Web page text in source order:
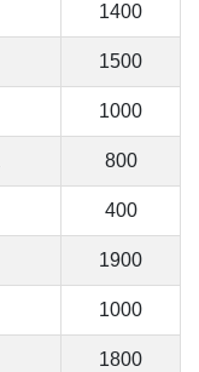
1400
1500
1000
800
400
1900
1000
1800